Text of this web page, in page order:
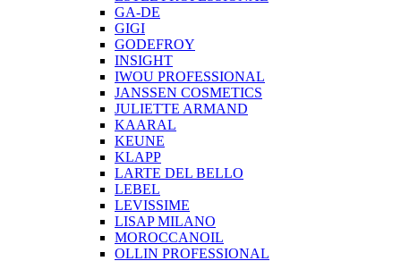
GA-DE
GIGI
GODEFROY
INSIGHT
IWOU PROFESSIONAL
JANSSEN COSMETICS
JULIETTE ARMAND
KAARAL
KEUNE
KLAPP
LARTE DEL BELLO
LEBEL
LEVISSIME
LISAP MILANO
MOROCCANOIL
OLLIN PROFESSIONAL